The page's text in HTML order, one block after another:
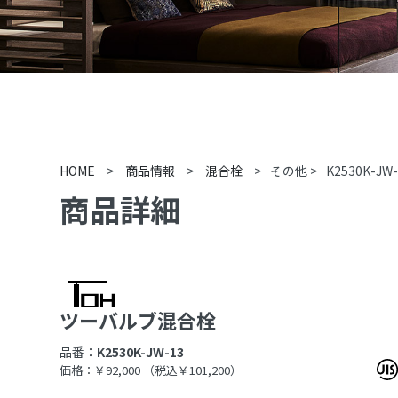
HOME > 商品情報 > 混合栓 > その他 > K2530K-
商品詳細
ツーバルブ混合栓
品番： K2530K-JW-13
価格：￥92,000 （税込￥101,200）